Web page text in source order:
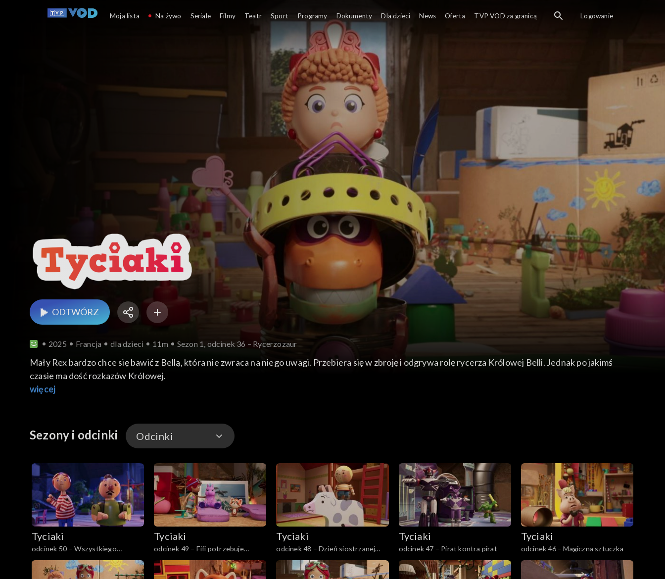
Tyciaki
ODTWÓRZ
2025 Francja dla dzieci 11m Sezon 1, odcinek 36 – Rycerzozaur
Mały Rex bardzo chce się bawić z Bellą, która nie zwraca na niego uwagi. Przebiera się w zbroję i odgrywa rolę rycerza Królowej Belli. Jednak po jakimś
czasie ma dość rozkazów Królowej.
więcej
Sezony i odcinki Odcinki
Odcinki
Tyciaki
odcinek 50 – Wszystkiego
najlepszego Beniaminie
Tyciaki
odcinek 49 – Fifi potrzebuje
przerwy
Tyciaki
odcinek 48 – Dzień siostrzanej
zamiany
Tyciaki
odcinek 47 – Pirat kontra pirat
Tyciaki
odcinek 46 – Magiczna sztuczka
Moja lista Na żywo Seriale Filmy Teatr Sport Programy Dokumenty Dla dzieci News Oferta TVP VOD za granicą Logowanie